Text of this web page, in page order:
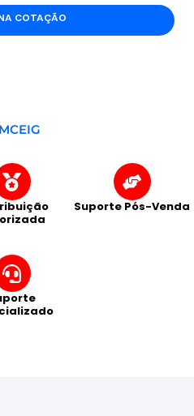
COTAÇÃO
Suporte Pós-Venda